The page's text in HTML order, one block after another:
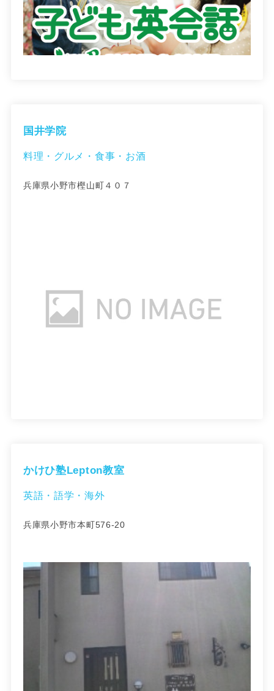
国井学院
料理・グルメ・食事・お酒
兵庫県小野市樫山町４０７
かけひ塾Lepton教室
英語・語学・海外
兵庫県小野市本町576-20